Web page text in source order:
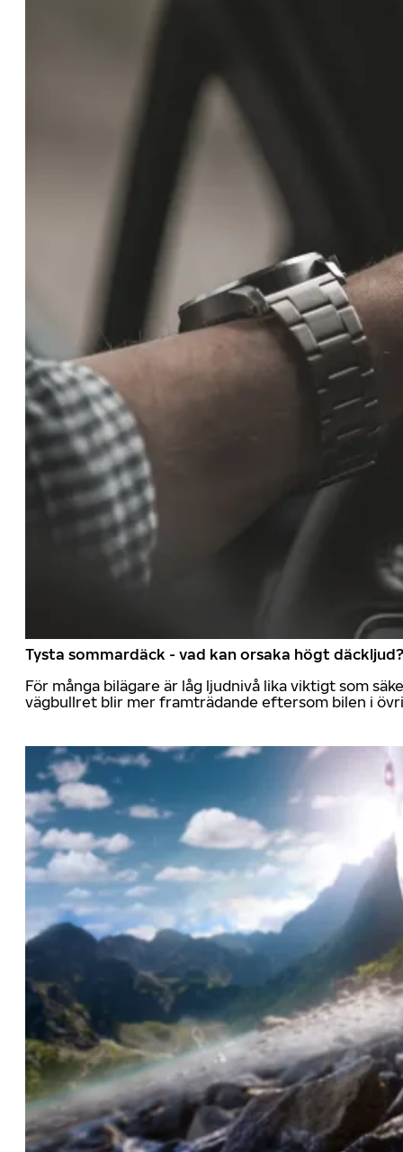
Tysta sommardäck - vad kan orsaka högt däckljud?
För många bilägare är låg ljudnivå lika viktigt som
vägbullret blir mer framträdande eftersom bilen i